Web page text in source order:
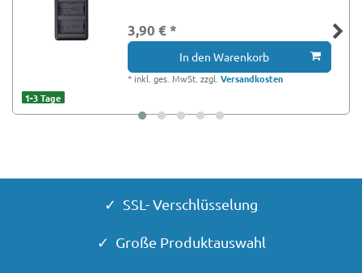
3,90 € *
In den Warenkorb
* inkl. ges. MwSt. zzgl.Versandkosten
1-3 Tage
✓ SSL- Verschlüsselung
✓ Große Produktauswahl